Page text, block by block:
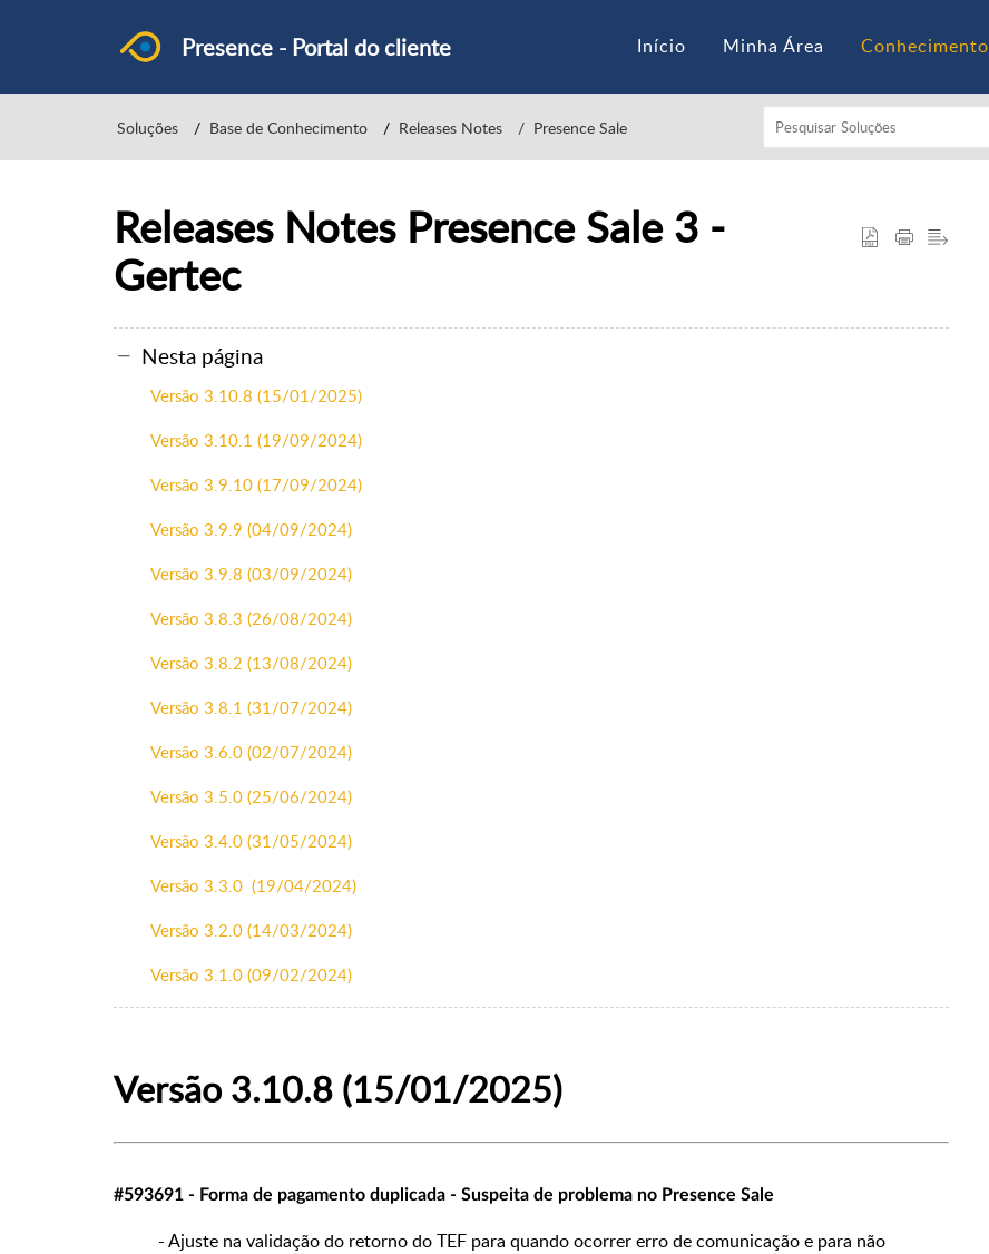
Presence - Portal do cliente Início Minha Área Conhecimento
Soluções Base de Conhecimento Releases Notes Presence Sale
Releases Notes Presence Sale 3 -
Gertec
Nesta página
Versão 3.10.8 (15/01/2025)
Versão 3.10.1 (19/09/2024)
Versão 3.9.10 (17/09/2024)
Versão 3.9.9 (04/09/2024)
Versão 3.9.8 (03/09/2024)
Versão 3.8.3 (26/08/2024)
Versão 3.8.2 (13/08/2024)
Versão 3.8.1 (31/07/2024)
Versão 3.6.0 (02/07/2024)
Versão 3.5.0 (25/06/2024)
Versão 3.4.0 (31/05/2024)
Versão 3.3.0 (19/04/2024)
Versão 3.2.0 (14/03/2024)
Versão 3.1.0 (09/02/2024)
Versão 3.10.8 (15/01/2025)
#593691 - Forma de pagamento duplicada - Suspeita de problema no Presence Sale
- Ajuste na validação do retorno do TEF para quando ocorrer erro de comunicação e para não